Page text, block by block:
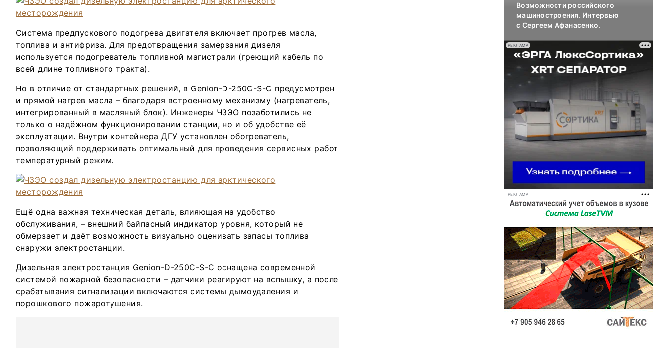
Система предпускового подогрева двигателя включает прогрев масла,
топлива и антифриза. Для предотвращения замерзания дизеля
используется подогреватель топливной магистрали (греющий кабель по
всей длине топливного тракта).
Но в отличие от стандартных решений, в Genion-D-250C-S-C предусмотрен
и прямой нагрев масла – благодаря встроенному механизму (нагреватель,
интегрированный в масляный блок). Инженеры ЧЗЭО позаботились не
только о надёжном функционировании станции, но и об удобстве её
эксплуатации. Внутри контейнера ДГУ установлен обогреватель,
позволяющий поддерживать оптимальный для проведения сервисных работ
температурный режим.
Ещё одна важная техническая деталь, влияющая на удобство
обслуживания, – внешний байпасный индикатор уровня, который не
обмерзает и даёт возможность визуально оценивать запасы топлива
снаружи электростанции.
Дизельная электростанция Genion-D-250C-S-C оснащена современной
системой пожарной безопасности – датчики реагируют на вспышку, а после
срабатывания сигнализации включаются системы дымоудаления и
порошкового пожаротушения.
Возможности российского
машиностроения. Интервью
с Сергеем Афанасенко.
РЕКЛАМА
РЕКЛАМА